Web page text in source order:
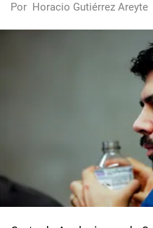
Por Horacio Gutiérrez Areyte